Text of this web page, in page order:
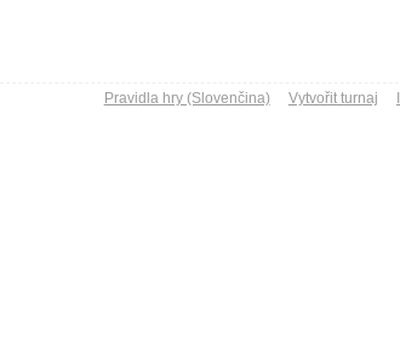
Pravidla hry (Slovenčina) Vytvořit turnaj